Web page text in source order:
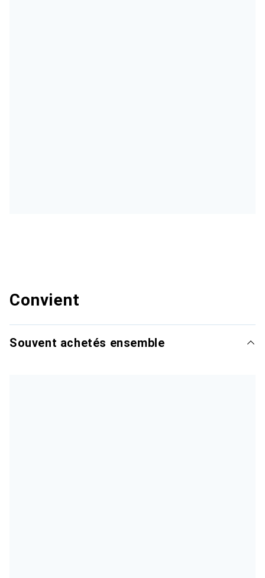
Convient
Souvent achetés ensemble